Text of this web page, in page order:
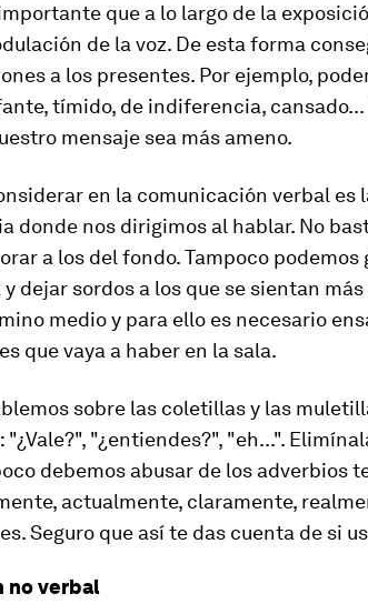
que a lo largo de la
de la voz. De esta forma
a los presentes. Por ejemplo,
tímido, de indiferencia,
mensaje sea más ameno.
en la comunicación verbal es
donde nos dirigimos al hablar. No
a los del fondo. Tampoco podemos
dejar sordos a los que se sientan
medio y para ello es necesario
que vaya a haber en la sala.
sobre las coletillas y las
"¿Vale?", "¿entiendes?", "eh...".
debemos abusar de los adverbios
actualmente, claramente,
Seguro que así te das cuenta de si
no verbal